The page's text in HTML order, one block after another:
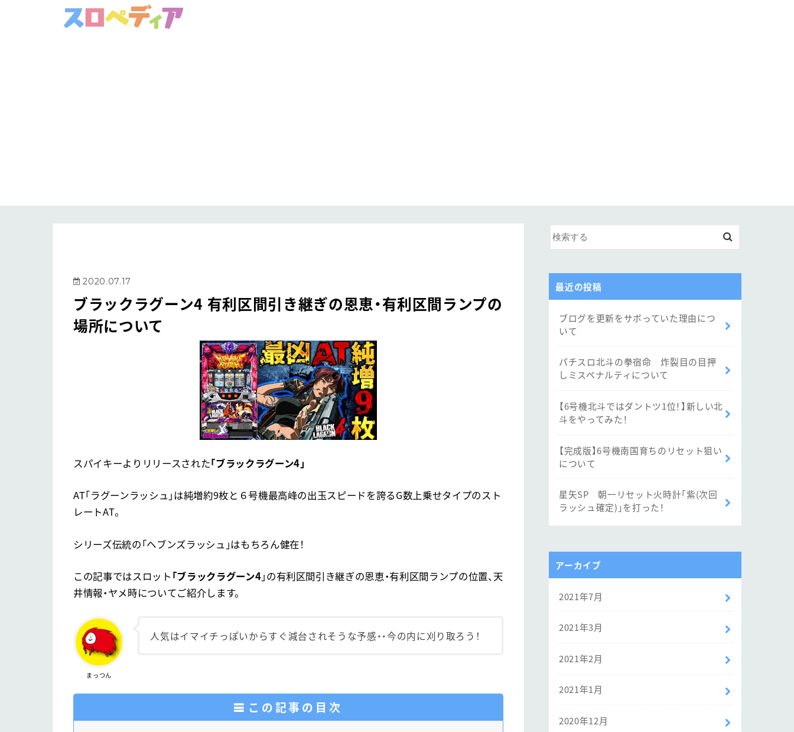
2020.07.17
ブラックラグーン4 有利区間引き継ぎの恩恵・有利区間ランプの
場所について
スパイキーよりリリースされた「ブラックラグーン4」
AT「ラグーンラッシュ」は純増約9枚と６号機最高峰の出玉スピードを誇るG数上乗せタイプのスト
レートAT。
シリーズ伝統の「ヘブンズラッシュ」はもちろん健在！
この記事ではスロット 「ブラックラグーン4」の有利区間引き継ぎの恩恵・有利区間ランプの位置、天
井情報・ヤメ時についてご紹介します。
まっつん
人気はイマイチっぽいからすぐ減台されそうな予感・・今の内に刈り取ろう！
この記事の目次
最近の投稿
ブログを更新をサボっていた理由につ
いて
パチスロ北斗の拳宿命 炸裂目の目押
しミスペナルティについて
【6号機北斗ではダントツ1位！】新しい北
斗をやってみた！
【完成版】6号機南国育ちのリセット狙い
について
星矢SP 朝一リセット火時計「紫(次回
ラッシュ確定)」を打った！
アーカイブ
2021年7月
2021年3月
2021年2月
2021年1月
2020年12月